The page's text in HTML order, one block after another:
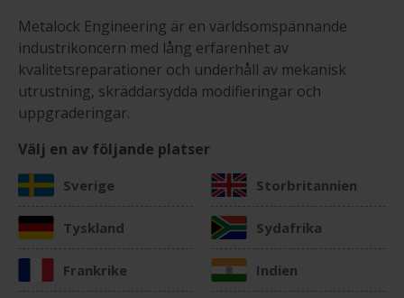
Metalock Engineering är en världsomspännande
industrikoncern med lång erfarenhet av
kvalitetsreparationer och underhåll av mekanisk
utrustning, skräddarsydda modifieringar och
uppgraderingar.
Välj en av följande platser
Sverige Storbritannien
Tyskland Sydafrika
Frankrike Indien